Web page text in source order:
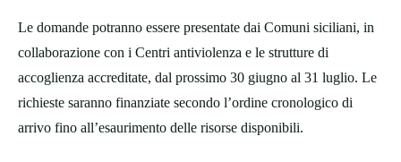
Le domande potranno essere presentate dai Comuni siciliani, in
collaborazione con i Centri antiviolenza e le strutture di
accoglienza accreditate, dal prossimo 30 giugno al 31 luglio. Le
richieste saranno finanziate secondo l’ordine cronologico di
arrivo fino all’esaurimento delle risorse disponibili.